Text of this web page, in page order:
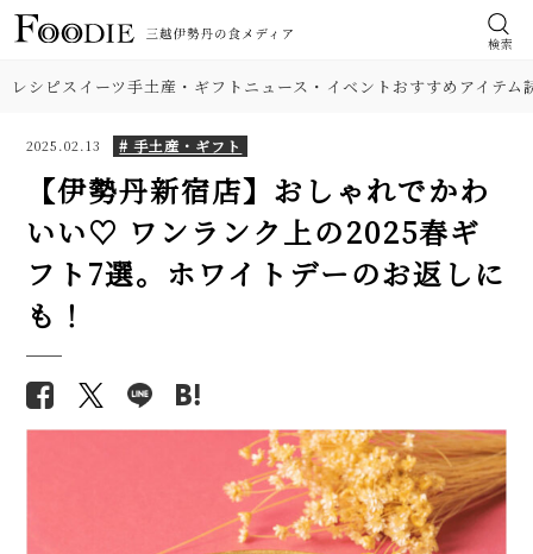
検索
レシピスイーツ手土産・ギフト ニュース・イベントおすすめアイテム
2025.02.13 # 手土産・ギフト
【伊勢丹新宿店】おしゃれでかわ
いい♡ ワンランク上の2025春ギ
フト7選。ホワイトデーのお返しに
も！